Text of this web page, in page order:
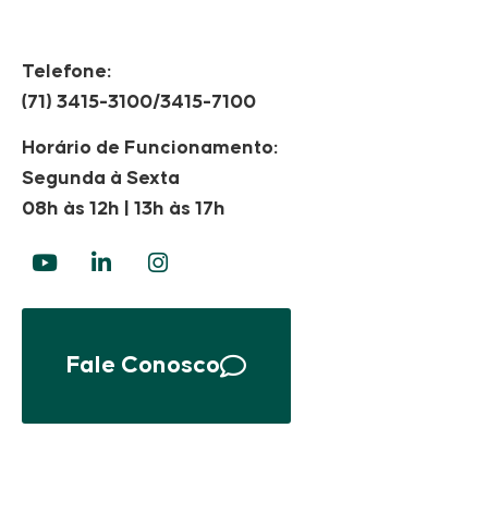
Telefone:
(71) 3415-3100/3415-7100
Horário de Funcionamento:
Segunda à Sexta
08h às 12h | 13h às 17h
Fale Conosco